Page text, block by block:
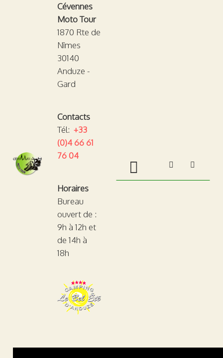
Cévennes
Moto Tour
1870 Rte de
Nîmes
30140
Anduze -
Gard
Contacts
Tél:+33
(0)4 66 61
76 04
Horaires
Bureau
ouvert de :
9h à 12h et
de 14h à
18h
TOGGLE